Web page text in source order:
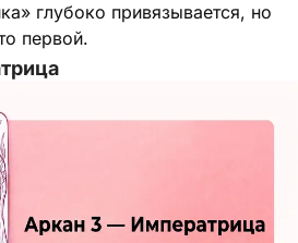
глубоко привязывается, но
первой.